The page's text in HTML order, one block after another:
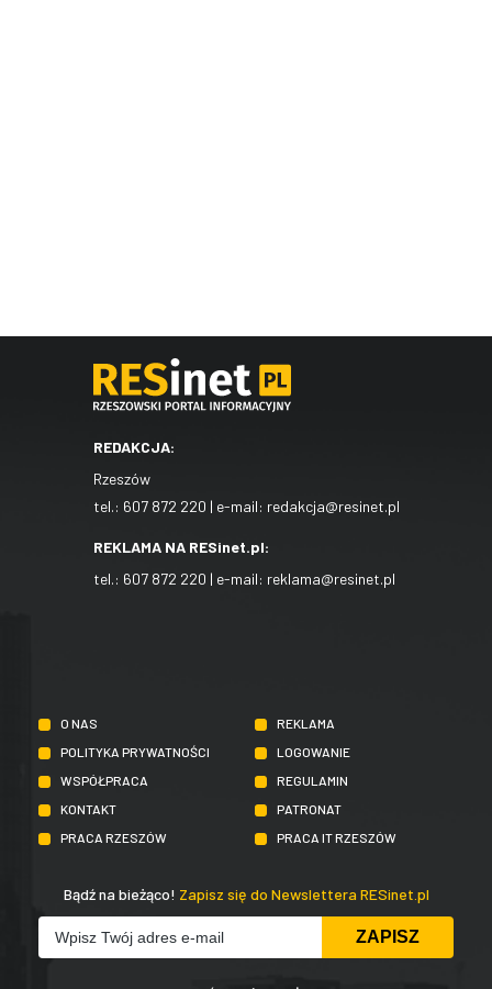
REDAKCJA:
Rzeszów
tel.: 607 872 220 | e-mail: redakcja@resinet.pl
REKLAMA NA RESinet.pl:
tel.: 607 872 220 | e-mail: reklama@resinet.pl
O NAS
REKLAMA
POLITYKA PRYWATNOŚCI
LOGOWANIE
WSPÓŁPRACA
REGULAMIN
KONTAKT
PATRONAT
PRACA RZESZÓW
PRACA IT RZESZÓW
Bądź na bieżąco! Zapisz się do Newslettera RESinet.pl